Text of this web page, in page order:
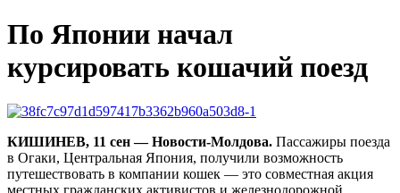
По Японии начал
курсировать кошачий поезд
КИШИНЕВ, 11 сен — Новости-Молдова. Пассажиры поезда
в Огаки, Центральная Япония, получили возможность
путешествовать в компании кошек — это совместная акция
местных гражданских активистов и железнодорожной